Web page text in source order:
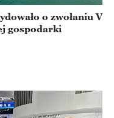
o zwołaniu V
gospodarki